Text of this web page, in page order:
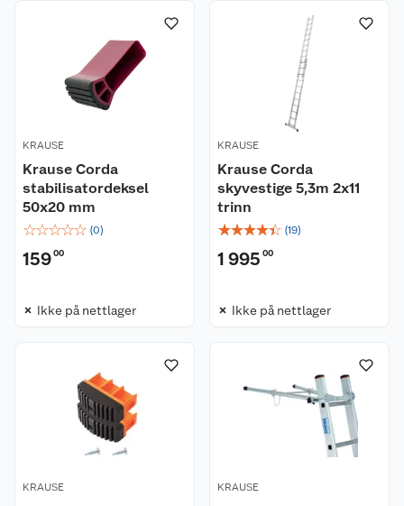
KRAUSE
Krause Corda
stabilisatordeksel
50x20 mm
☆☆☆☆☆ (0)
15900
Ikke på nettlager
KRAUSE
Krause Corda
skyvestige 5,3m 2x11
trinn
☆☆☆☆☆ (19)
1 995 00
Ikke på nettlager
KRAUSE KRAUSE
Om oss
Våre butikker
Kontakt oss
Angre- og returrett
Reklamasjon og garanti